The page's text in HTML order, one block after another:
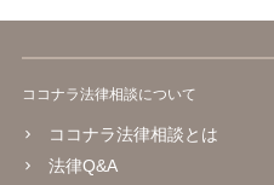
ココナラ法律相談について
ココナラ法律相談とは
法律Q&A